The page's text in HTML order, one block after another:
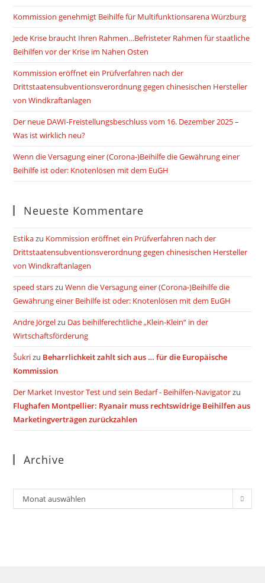
Kommission genehmigt Beihilfe für Multifunktionsarena Würzburg
Jede Krise braucht Ihren Rahmen…Befristeter Rahmen für staatliche
Beihilfen vor der Krise im Nahen Osten
Kommission eröffnet ein Prüfverfahren nach der
Drittstaatensubventionsverordnung gegen chinesischen Hersteller
von Windkraftanlagen
Der neue DAWI-Freistellungsbeschluss vom 16. Dezember 2025 –
Was ist wirklich neu?
Wenn die Versagung einer (Corona-)Beihilfe die Gewährung einer
Beihilfe ist oder: Knotenlösen mit dem EuGH
Neueste Kommentare
Estikazu Kommission eröffnet ein Prüfverfahren nach der
Drittstaatensubventionsverordnung gegen chinesischen Hersteller
von Windkraftanlagen
speed starszuWenn die Versagung einer (Corona-)Beihilfe die
Gewährung einer Beihilfe ist oder: Knotenlösen mit dem EuGH
Andre Jörgelzu Das beihilferechtliche „Klein-Klein“ in der
Wirtschaftsförderung
Šukrizu Beharrlichkeit zahlt sich aus … für die Europäische
Kommission
Der Market Investor Test und sein Bedarf - Beihilfen-Navigatorzu
Flughafen Montpellier: Ryanair muss rechtswidrige Beihilfen aus
Marketingverträgen zurückzahlen
Archive
Archiv
Monat auswählen